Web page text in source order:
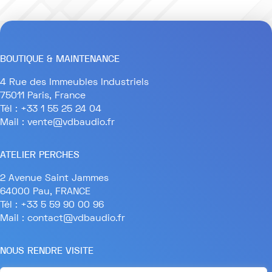
BOUTIQUE & MAINTENANCE
4 Rue des Immeubles Industriels
75011 Paris, France
Tél : +33 1 55 25 24 04
Mail : vente@vdbaudio.fr
ATELIER PERCHES
2 Avenue Saint Jammes
64000 Pau, FRANCE
Tél : +33 5 59 90 00 96
Mail : contact@vdbaudio.fr
NOUS RENDRE VISITE